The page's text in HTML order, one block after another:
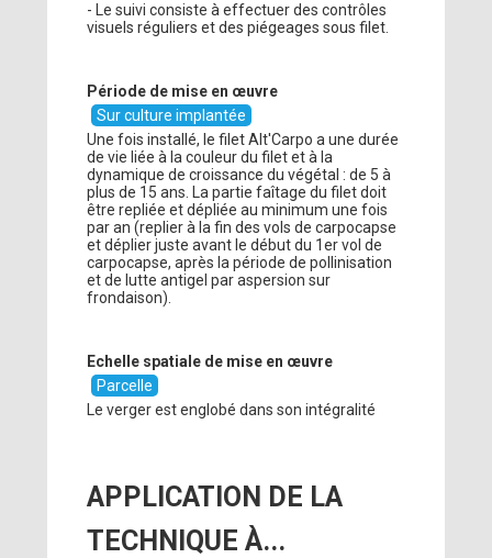
- Le suivi consiste à effectuer des contrôles
visuels réguliers et des piégeages sous filet.
Période de mise en œuvre
Sur culture implantée
Une fois installé, le filet Alt'Carpo a une durée
de vie liée à la couleur du filet et à la
dynamique de croissance du végétal : de 5 à
plus de 15 ans. La partie faîtage du filet doit
être repliée et dépliée au minimum une fois
par an (replier à la fin des vols de carpocapse
et déplier juste avant le début du 1er vol de
carpocapse, après la période de pollinisation
et de lutte antigel par aspersion sur
frondaison).
Echelle spatiale de mise en œuvre
Parcelle
Le verger est englobé dans son intégralité
APPLICATION DE LA
TECHNIQUE À...